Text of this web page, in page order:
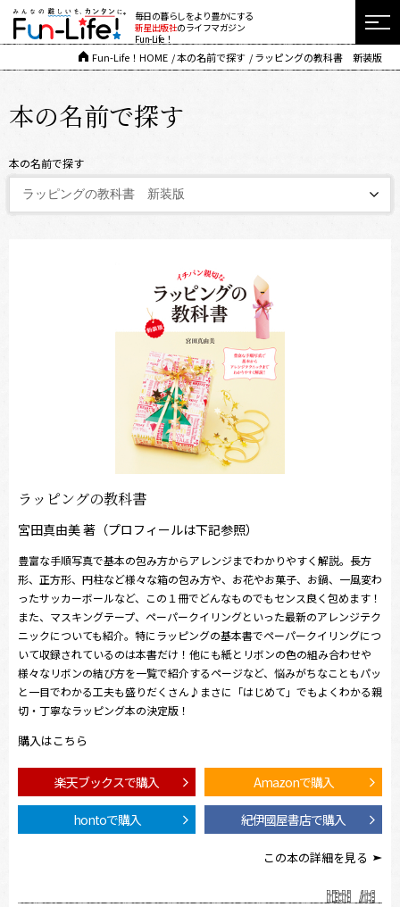
毎日の暮らしをより豊かにする
新星出版社のライフマガジン
Fun-Life！
Fun-Life！HOME 本の名前で探す ラッピングの教科書 新装版
本の名前で探す
本の名前で探す
ラッピングの教科書
宮田真由美 著（プロフィールは下記参照）
豊富な手順写真で基本の包み方からアレンジまでわかりやすく解説。長方
形、正方形、円柱など様々な箱の包み方や、お花やお菓子、お鍋、一風変わ
ったサッカーボールなど、この１冊でどんなものでもセンス良く包めます！
また、マスキングテープ、ペーパークイリングといった最新のアレンジテク
ニックについても紹介。特にラッピングの基本書でペーパークイリングにつ
いて収録されているのは本書だけ！他にも紙とリボンの色の組み合わせや
様々なリボンの結び方を一覧で紹介するページなど、悩みがちなこともパッ
と一目でわかる工夫も盛りだくさん♪まさに「はじめて」でもよくわかる親
切・丁寧なラッピング本の決定版！
購入はこちら
楽天ブックスで購入 Amazonで購入
hontoで購入 紀伊國屋書店で購入
この本の詳細を見る